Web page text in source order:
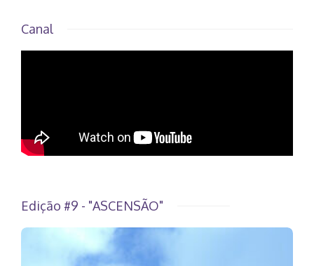
Canal
Edição #9 - "ASCENSÃO"